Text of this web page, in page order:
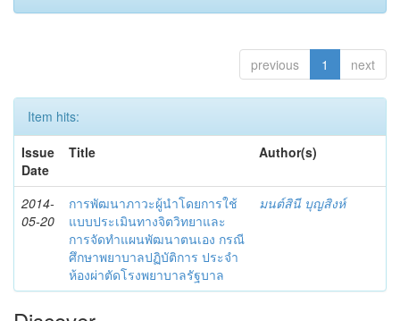
previous 1 next
Item hits:
Issue
Date
Title Author(s)
2014-
05-20
การพัฒนาภาวะผู้นำโดยการใช้
แบบประเมินทางจิตวิทยาและ
การจัดทำแผนพัฒนาตนเอง กรณี
ศึกษาพยาบาลปฏิบัติการ ประจำ
ห้องผ่าตัดโรงพยาบาลรัฐบาล
มนต์สินี บุญสิงห์